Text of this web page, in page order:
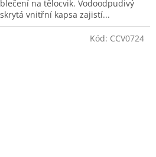
na tělocvik. Vodoodpudivý
vnitřní kapsa zajistí...
Kód: CCV0724